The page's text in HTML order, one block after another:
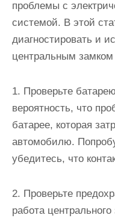
проблемы с
системой. В этой
диагностировать и
центральным
1. Проверьте
вероятность, что
батарее, которая
автомобилю.
убедитесь, что
2. Проверьте
работа